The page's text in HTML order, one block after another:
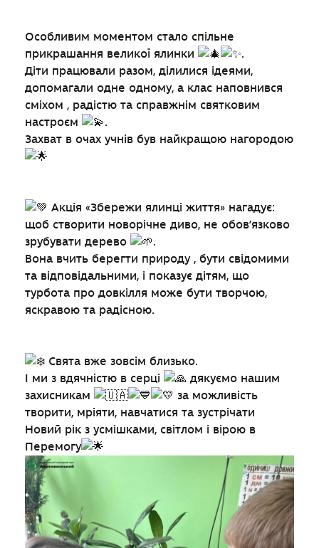
Особливим моментом стало спільне
прикрашання великої ялинки
.
Діти працювали разом, ділилися ідеями,
допомагали одне одному, а клас наповнився
сміхом , радістю та справжнім святковим
настроєм
.
Захват в очах учнів був найкращою нагородою
Акція «Збережи ялинці життя» нагадує:
щоб створити новорічне диво, не обов’язково
зрубувати дерево
.
Вона вчить берегти природу , бути свідомими
та відповідальними, і показує дітям, що
турбота про довкілля може бути творчою,
яскравою та радісною.
Свята вже зовсім близько.
І ми з вдячністю в серці
дякуємо нашим
захисникам
за можливість
творити, мріяти, навчатися та зустрічати
Новий рік з усмішками, світлом і вірою в
Перемогу